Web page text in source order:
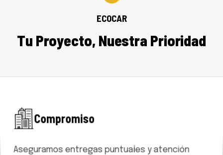
ECOCAR
Tu Proyecto, Nuestra Prioridad
Compromiso
Aseguramos entregas puntuales y atención